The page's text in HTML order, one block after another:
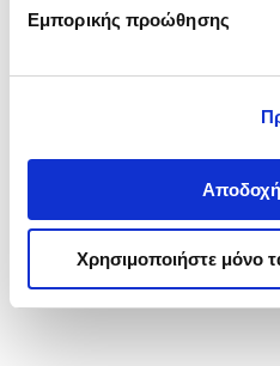
Εμπορικής προώθησης
Χρησιμοποιήστε μόνο